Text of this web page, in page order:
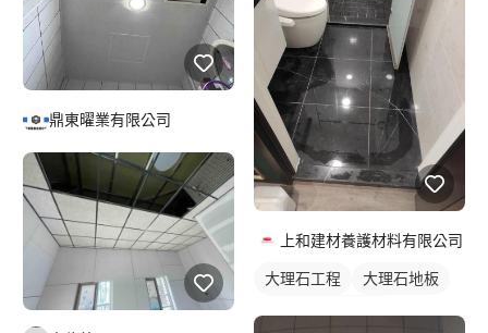
鼎東曜業有限公司
上和建材養護材料有限公司
大理石工程
大理石地板